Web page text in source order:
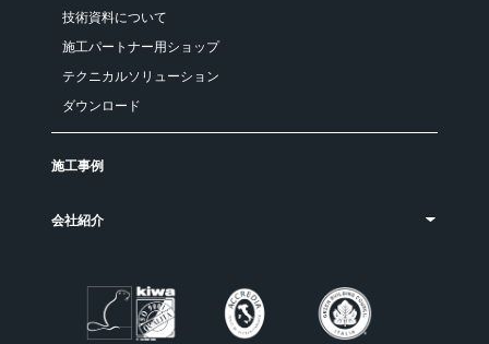
技術資料について
施工パートナー用ショップ
テクニカルソリューション
ダウンロード
施工事例
会社紹介